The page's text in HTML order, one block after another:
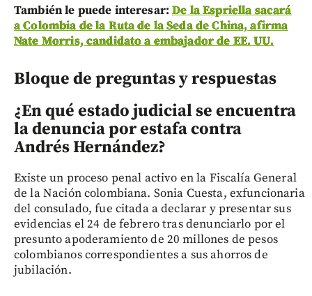
También le puede interesar:De la Espriella sacará
a Colombia de la Ruta de la Seda de China, afirma
Nate Morris, candidato a embajador de EE. UU.
Bloque de preguntas y respuestas
¿En qué estado judicial se encuentra
la denuncia por estafa contra
Andrés Hernández?
Existe un proceso penal activo en la Fiscalía General
de la Nación colombiana. Sonia Cuesta, exfuncionaria
del consulado, fue citada a declarar y presentar sus
evidencias el 24 de febrero tras denunciarlo por el
presunto apoderamiento de 20 millones de pesos
colombianos correspondientes a sus ahorros de
jubilación.